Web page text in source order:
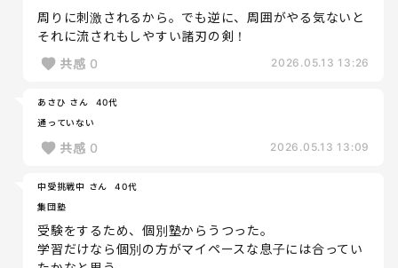
周りに刺激されるから。でも逆に、周囲がやる気ないと
それに流されもしやすい諸刃の剣！
共感 0 2026.05.13 13:26
あさひ さん
40代
通っていない
共感 0 2026.05.13 13:09
中受挑戦中 さん
40代
集団塾
受験をするため、個別塾からうつった。
学習だけなら個別の方がマイペースな息子には合ってい